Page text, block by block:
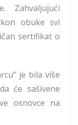
Zahvaljujući
obuke svi
sertifikat o
je bila više
će sašivene
osnovce na